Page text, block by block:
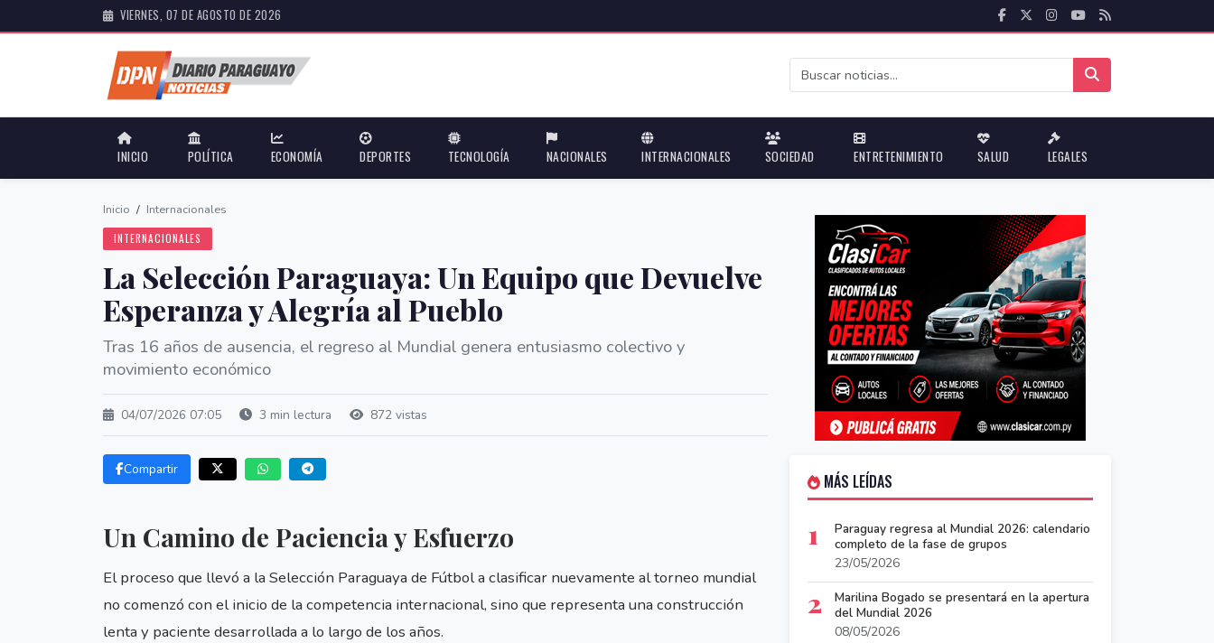
VIERNES, 07 DE AGOSTO DE 2026
INICIO POLÍTICA ECONOMÍA DEPORTES TECNOLOGÍA NACIONALES INTERNACIONALES SOCIEDAD ENTRETENIMIENTO SALUD LEGALES
Inicio / Internacionales
INTERNACIONALES
La Selección Paraguaya: Un Equipo que Devuelve
Esperanza y Alegría al Pueblo
Tras 16 años de ausencia, el regreso al Mundial genera entusiasmo colectivo y
movimiento económico
04/07/2026 07:05 3 min lectura 872 vistas
Compartir
Un Camino de Paciencia y Esfuerzo
El proceso que llevó a la Selección Paraguaya de Fútbol a clasificar nuevamente al torneo mundial
no comenzó con el inicio de la competencia internacional, sino que representa una construcción
lenta y paciente desarrollada a lo largo de los años.
MÁS LEÍDAS
1
Paraguay regresa al Mundial 2026: calendario
completo de la fase de grupos
23/05/2026
2
Marilina Bogado se presentará en la apertura
del Mundial 2026
08/05/2026